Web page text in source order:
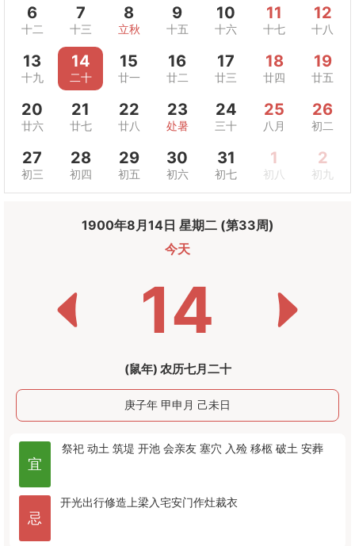
6
十二
7
十三
8
立秋
9
十五
10
十六
11
十七
12
十八
13
十九
14
二十
15
廿一
16
廿二
17
廿三
18
廿四
19
廿五
20
廿六
21
廿七
22
廿八
23
处暑
24
三十
25
八月
26
初二
27
初三
28
初四
29
初五
30
初六
31
初七
1
初八
2
初九
1900年8月14日 星期二 (第33周)
今天
14
(鼠年) 农历七月二十
庚子年 甲申月 己未日
宜
祭祀 动土 筑堤 开池 会亲友 塞穴 入殓 移柩 破土 安葬
忌
开光出行修造 上梁 入宅安门作灶裁衣